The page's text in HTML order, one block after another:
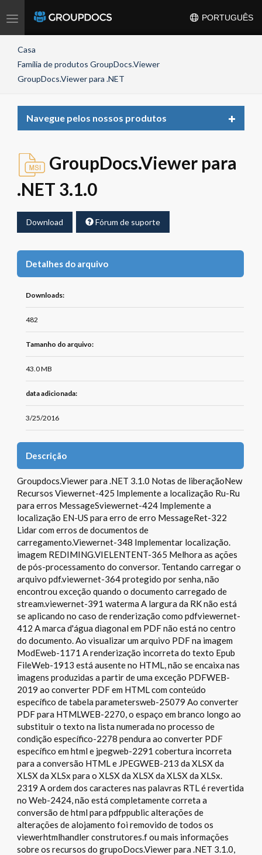
Toggle
PORTUGUÊS
Casa
Família de produtos GroupDocs.Viewer
GroupDocs.Viewer para .NET
Navegue pelos nossos produtos
Toggle
GroupDocs.Viewer para
.NET 3.1.0
Download Fórum de suporte
Detalhes do arquivo
Downloads:
482
Tamanho do arquivo:
43.0 MB
data adicionada:
3/25/2016
Descrição
Groupdocs.Viewer para .NET 3.1.0 Notas de liberaçãoNew
Recursos Viewernet-425 Implemente a localização Ru-Ru
para erros MessageSviewernet-424 Implemente a
localização EN-US para erro de erro MessageRet-322
Lidar com erros de documentos de
carregamento.Viewernet-348 Implementar localização.
imagem REDIMING.VIELENTENT-365 Melhora as ações
de pós-processamento do conversor. Tentando carregar o
arquivo pdf.viewernet-364 protegido por senha, não
encontrou exceção quando o documento carregado de
stream.viewernet-391 waterma A largura da RK não está
se aplicando no caso de renderização como pdfviewernet-
412 A marca d'água diagonal em PDF não está no centro
do documento. Ao visualizar um arquivo PDF na imagem
ModEweb-1171 A renderização incorreta do texto Epub
FileWeb-1913 está ausente no HTML, não se encaixa nas
imagens produzidas a partir de uma exceção PDFWEB-
2019 ao converter PDF em HTML com conteúdo
específico de tabela parametersweb-25079 Ao converter
PDF para HTMLWEB-2270, o espaço em branco longo ao
substituir o texto na lista numerada no processo de
condição específico-2278 pendura ao converter PDF
específico em html e jpegweb-2291 cobertura incorreta
para a conversão HTML e JPEGWEB-213 da XLSX da
XLSX da XLSx para o XLSX da XLSX da XLSX da XLSx.
2319 A ordem dos caracteres nas palavras RTL é revertida
no Web-2424, não está completamente correta a
conversão de html para pdfppublic alterações de
alterações de alojamento foi removido de todos os
viewerhtmlhandler construtores.f ou mais informações
sobre os recursos do grupoDocs.Viewer para .NET 3.1.0,